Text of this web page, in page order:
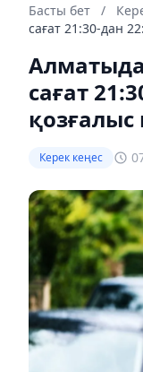
Басты бет /
сағат 21:30-дан
сағат
қозғалыс
Керек кеңес